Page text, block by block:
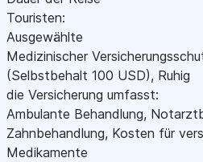
Touristen:
Ausgewählte
Medizinischer
(Selbstbehalt 100 USD), Ruhig
die Versicherung umfasst:
Ambulante Behandlung,
Zahnbehandlung, Kosten für
Medikamente